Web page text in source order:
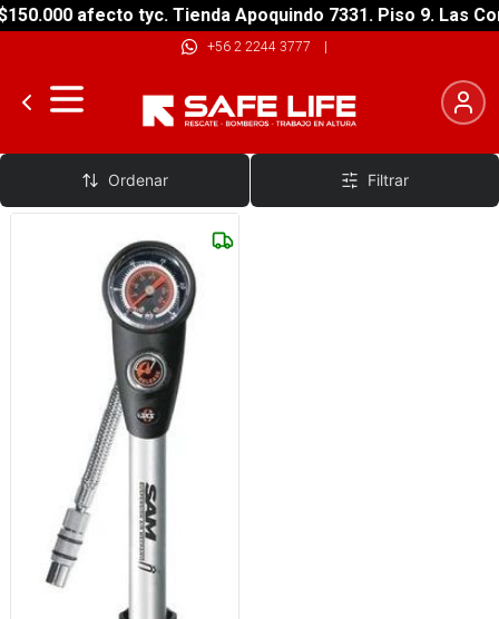
afecto tyc. Tienda Apoquindo 7331. Piso 9. Las
+56 2 2244 3777 |
Bombin de Horquilla y Shock
Ordenar Filtrar